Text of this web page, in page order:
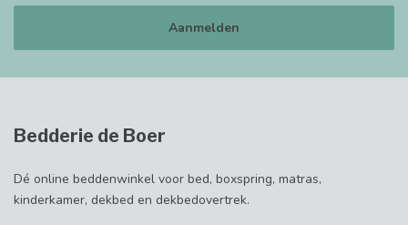
Aanmelden
Bedderie de Boer
Dé online beddenwinkel voor bed, boxspring, matras,
kinderkamer, dekbed en dekbedovertrek.